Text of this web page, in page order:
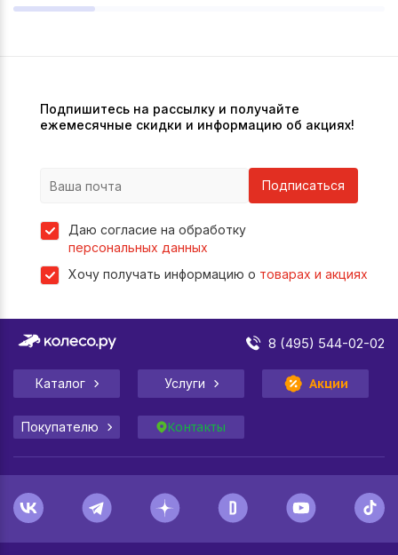
Подпишитесь на рассылку и получайте
ежемесячные скидки и информацию об акциях!
Подписаться
Даю согласие на обработку
персональных данных
Хочу получать информацию о товарах и акциях
8 (495) 544-02-02
Каталог Услуги Акции
Покупателю Контакты